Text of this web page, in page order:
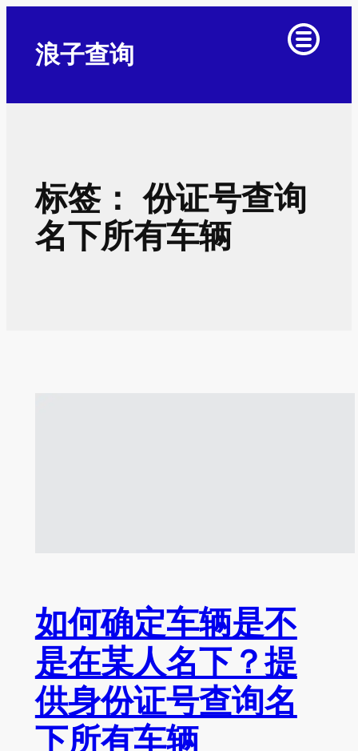
浪子查询
标签：份证号查询
名下所有车辆
如何确定车辆是不
是在某人名下？提
供身份证号查询名
下所有车辆